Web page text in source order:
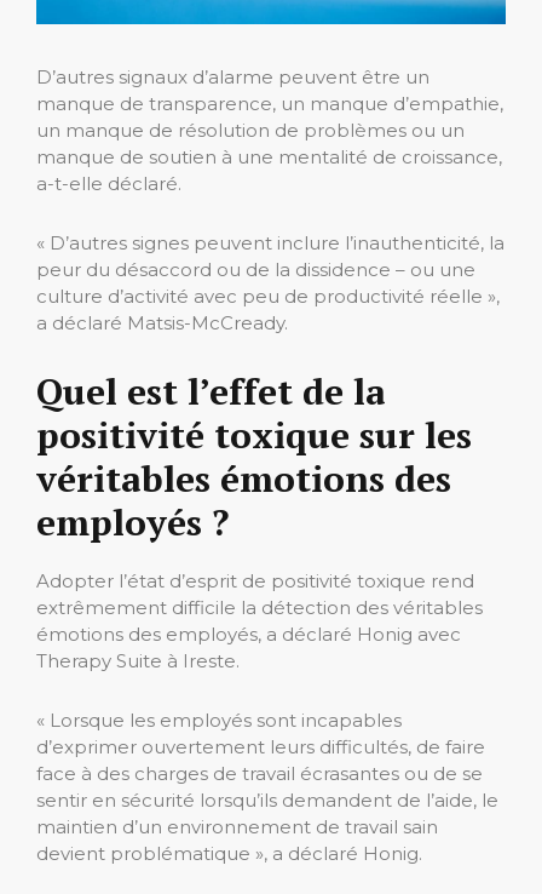
D’autres signaux d’alarme peuvent être un
manque de transparence, un manque d’empathie,
un manque de résolution de problèmes ou un
manque de soutien à une mentalité de croissance,
a-t-elle déclaré.
« D’autres signes peuvent inclure l’inauthenticité, la
peur du désaccord ou de la dissidence – ou une
culture d’activité avec peu de productivité réelle »,
a déclaré Matsis-McCready.
Quel est l’effet de la
positivité toxique sur les
véritables émotions des
employés ?
Adopter l’état d’esprit de positivité toxique rend
extrêmement difficile la détection des véritables
émotions des employés, a déclaré Honig avec
Therapy Suite à Ireste.
« Lorsque les employés sont incapables
d’exprimer ouvertement leurs difficultés, de faire
face à des charges de travail écrasantes ou de se
sentir en sécurité lorsqu’ils demandent de l’aide, le
maintien d’un environnement de travail sain
devient problématique », a déclaré Honig.